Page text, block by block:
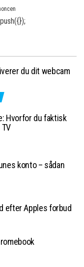
du dit webcam
Hvorfor du faktisk
konto – sådan
efter Apples forbud